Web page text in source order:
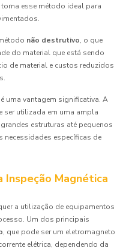
esse método ideal para
não destrutivo, o que
do material que está sendo
de material e custos reduzidos
uma vantagem significativa. A
utilizada em uma ampla
estruturas até pequenos
específicas de
Inspeção Magnética
a utilização de equipamentos
Um dos principais
, que pode ser um eletromagneto
elétrica, dependendo da